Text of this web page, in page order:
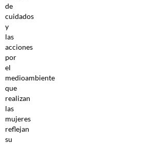
de
cuidados
y
las
acciones
por
el
medioambiente
que
realizan
las
mujeres
reflejan
su